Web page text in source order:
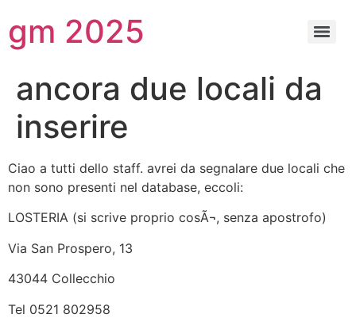
gm 2025
ancora due locali da
inserire
Ciao a tutti dello staff. avrei da segnalare due locali che
non sono presenti nel database, eccoli:
LOSTERIA (si scrive proprio cosÃ¬, senza apostrofo)
Via San Prospero, 13
43044 Collecchio
Tel 0521 802958